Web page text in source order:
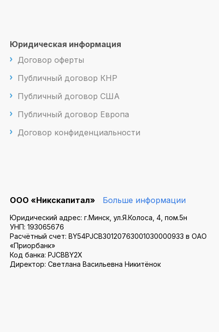
Юридическая информация
Договор оферты
Публичный договор КНР
Публичный договор США
Публичный договор Европа
Договор конфиденциальности
ООО «Никскапитал» Больше информации
Юридический адрес: г.Минск, ул.Я.Колоса, 4, пом.5н
УНП: 193065676
Расчётный счет: BY54PJCB30120763001030000933 в ОАО
«Приорбанк»
Код банка: PJCBBY2X
Директор: Светлана Васильевна Никитёнок